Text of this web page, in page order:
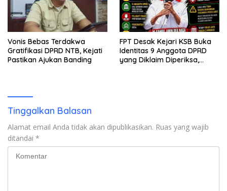
Vonis Bebas Terdakwa
Gratifikasi DPRD NTB, Kejati
Pastikan Ajukan Banding
FPT Desak Kejari KSB Buka
Identitas 9 Anggota DPRD
yang Diklaim Diperiksa,
Tinggalkan Balasan
Alamat email Anda tidak akan dipublikasikan. Ruas yang wajib
ditandai *